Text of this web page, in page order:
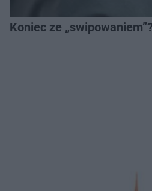
Koniec ze